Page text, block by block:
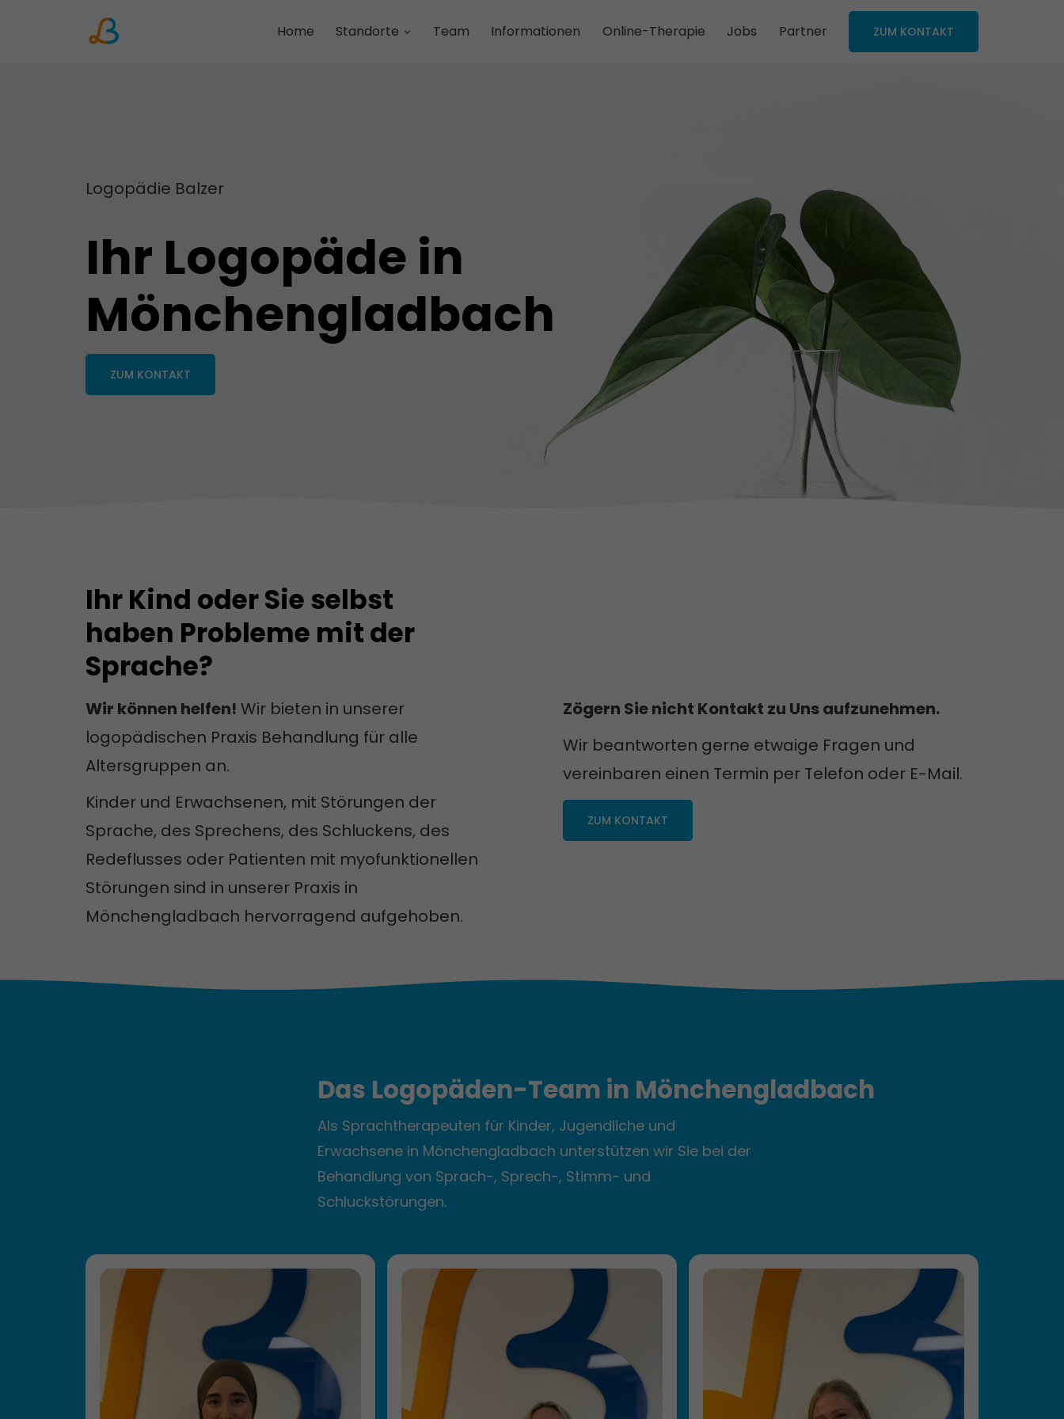
Home Standorte Team Informationen Online-Therapie Jobs Partner ZUM KONTAKT
Köln-Dellbrück
Mönchengladbach
Bergisch Gladbach
Logopädie Balzer
Ihr Logopäde in
Mönchen­gladbach
ZUM KONTAKT
Ihr Kind oder Sie selbst
haben Probleme mit der
Sprache?
Wir können helfen! Wir bieten in unserer
logopädischen Praxis Behandlung für alle
Altersgruppen an.
Kinder und Erwachsenen, mit Störungen der
Sprache, des Sprechens, des Schluckens, des
Redeflusses oder Patienten mit myofunktionellen
Störungen sind in unserer Praxis in
Mönchengladbach hervorragend aufgehoben.
Zögern Sie nicht Kontakt zu Uns aufzunehmen.
Wir beantworten gerne etwaige Fragen und
vereinbaren einen Termin per Telefon oder E-Mail.
ZUM KONTAKT
Das Logopäden-Team in Mönchen­gladbach
Als Sprachtherapeuten für Kinder, Jugendliche und
Erwachsene in Mönchengladbach unterstützen wir Sie bei der
Behandlung von Sprach-, Sprech-, Stimm- und
Schluckstörungen.